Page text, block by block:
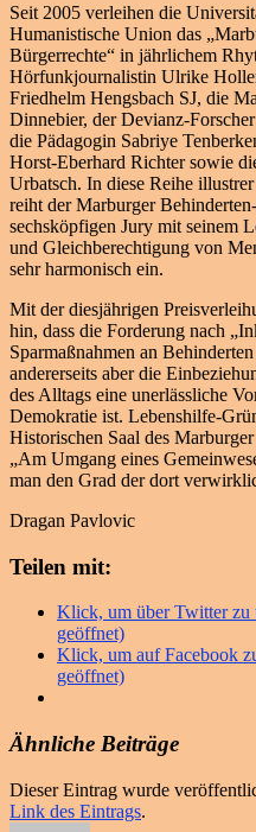
Seit 2005 verleihen die
Humanistische Union das
Bürgerrechte“ in jährlichem
Hörfunkjournalistin Ulrike
Friedhelm Hengsbach SJ, die
Dinnebier, der Devianz-
die Pädagogin Sabriye
Horst-Eberhard Richter sowie
Urbatsch. In diese Reihe
reiht der Marburger
sechsköpfigen Jury mit seinem
und Gleichberechtigung von
sehr harmonisch ein.
Mit der diesjährigen
hin, dass die Forderung nach
Sparmaßnahmen an
andererseits aber die
des Alltags eine unerlässliche
Demokratie ist. Lebenshilfe-
Historischen Saal des
„Am Umgang eines
man den Grad der dort
Dragan Pavlovic
Teilen mit:
Klick, um über Twitter zu
geöffnet)
Klick, um auf Facebook
geöffnet)
Ähnliche Beiträge
Dieser Eintrag wurde
Link des Eintrags.